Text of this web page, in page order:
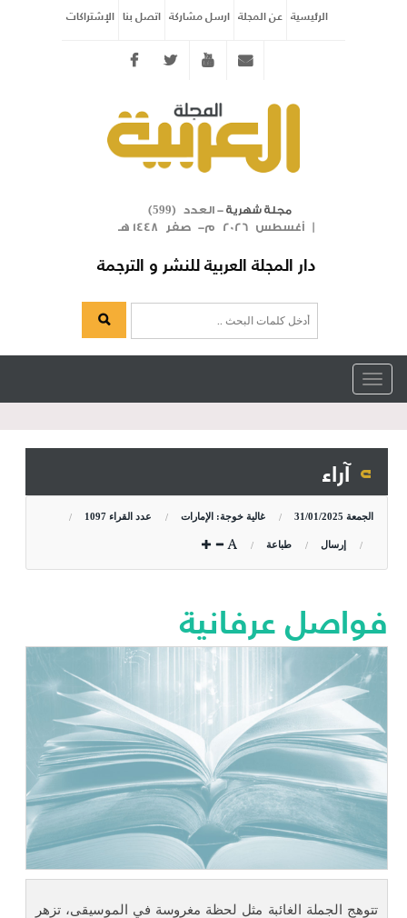
الرئيسية عن المجلة ارسل مشاركة اتصل بنا الإشتراكات
Twitter youtube
مجلة شهرية- العدد ( 599
)
| أغسطس 2026 م- صفر 1448 هـ
دار المجلة العربية للنشر و الترجمة
Toggle
navigation
آراء
الجمعة 31/01/2025 غالية خوجة: الإمارات عدد القراء 1097
إرسال طباعة
فواصل عرفانية
تتوهج الجملة الغائبة مثل لحظة مغروسة في الموسيقى، تزهر